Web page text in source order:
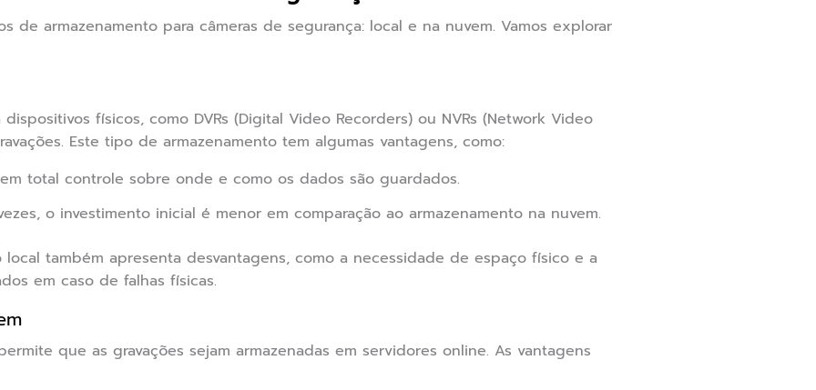
de armazenamento para câmeras de segurança: local e na nuvem. Vamos explorar
físicos, como DVRs (Digital Video Recorders) ou NVRs (Network Video
Este tipo de armazenamento tem algumas vantagens, como:
total controle sobre onde e como os dados são guardados.
o investimento inicial é menor em comparação ao armazenamento na nuvem.
local também apresenta desvantagens, como a necessidade de espaço físico e a
em caso de falhas físicas.
que as gravações sejam armazenadas em servidores online. As vantagens